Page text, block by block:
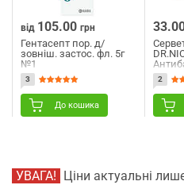
від 105.00 грн
Гентасепт пор. д/
зовніш. застос. фл. 5г
№1
3
До кошика
ефект
2
УВАГА!
Ціни актуальні